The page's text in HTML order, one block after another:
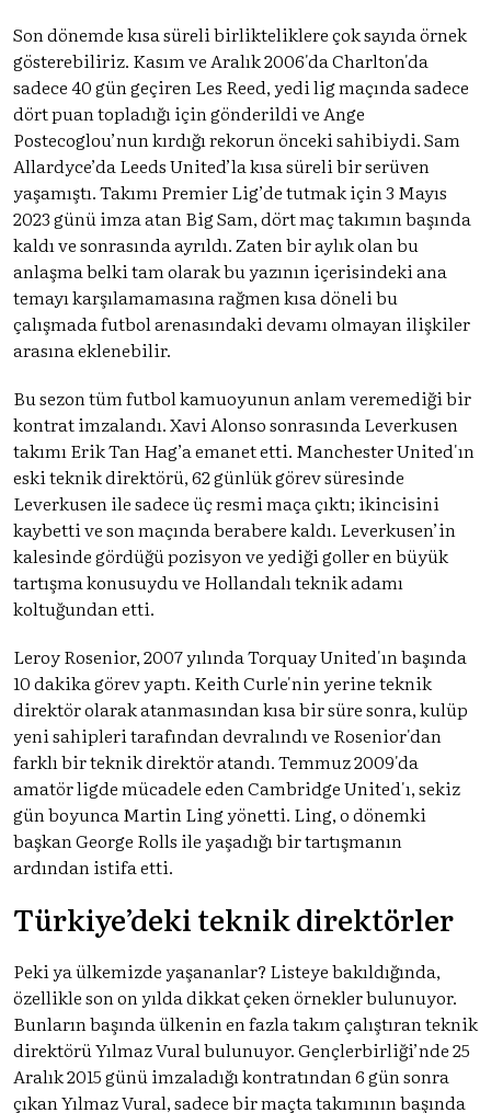
Son dönemde kısa süreli birlikteliklere çok sayıda örnek
gösterebiliriz. Kasım ve Aralık 2006'da Charlton'da
sadece 40 gün geçiren Les Reed, yedi lig maçında sadece
dört puan topladığı için gönderildi ve Ange
Postecoglou’nun kırdığı rekorun önceki sahibiydi. Sam
Allardyce’da Leeds United’la kısa süreli bir serüven
yaşamıştı. Takımı Premier Lig’de tutmak için 3 Mayıs
2023 günü imza atan Big Sam, dört maç takımın başında
kaldı ve sonrasında ayrıldı. Zaten bir aylık olan bu
anlaşma belki tam olarak bu yazının içerisindeki ana
temayı karşılamamasına rağmen kısa döneli bu
çalışmada futbol arenasındaki devamı olmayan ilişkiler
arasına eklenebilir.
Bu sezon tüm futbol kamuoyunun anlam veremediği bir
kontrat imzalandı. Xavi Alonso sonrasında Leverkusen
takımı Erik Tan Hag’a emanet etti. Manchester United'ın
eski teknik direktörü, 62 günlük görev süresinde
Leverkusen ile sadece üç resmi maça çıktı; ikincisini
kaybetti ve son maçında berabere kaldı. Leverkusen’in
kalesinde gördüğü pozisyon ve yediği goller en büyük
tartışma konusuydu ve Hollandalı teknik adamı
koltuğundan etti.
Leroy Rosenior, 2007 yılında Torquay United'ın başında
10 dakika görev yaptı. Keith Curle'nin yerine teknik
direktör olarak atanmasından kısa bir süre sonra, kulüp
yeni sahipleri tarafından devralındı ​​ve Rosenior'dan
farklı bir teknik direktör atandı. Temmuz 2009'da
amatör ligde mücadele eden Cambridge United'ı, sekiz
gün boyunca Martin Ling yönetti. Ling, o dönemki
başkan George Rolls ile yaşadığı bir tartışmanın
ardından istifa etti.
Türkiye’deki teknik direktörler
Peki ya ülkemizde yaşananlar? Listeye bakıldığında,
özellikle son on yılda dikkat çeken örnekler bulunuyor.
Bunların başında ülkenin en fazla takım çalıştıran teknik
direktörü Yılmaz Vural bulunuyor. Gençlerbirliği’nde 25
Aralık 2015 günü imzaladığı kontratından 6 gün sonra
çıkan Yılmaz Vural, sadece bir maçta takımının başında